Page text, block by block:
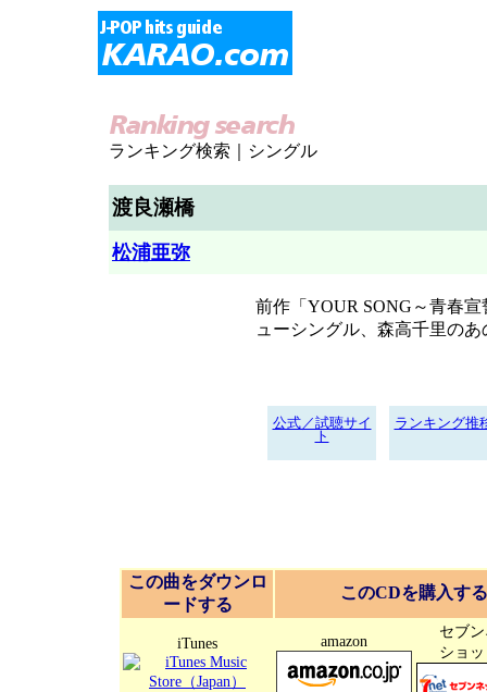
ランキング検索｜シングル
渡良瀬橋
松浦亜弥
前作「YOUR SONG～青春
ューシングル、森高千里の
公式／試聴サイ
ト
ランキング推
この曲をダウンロ
ードする
このCDを購入する
iTunes amazon
セブ
ショ